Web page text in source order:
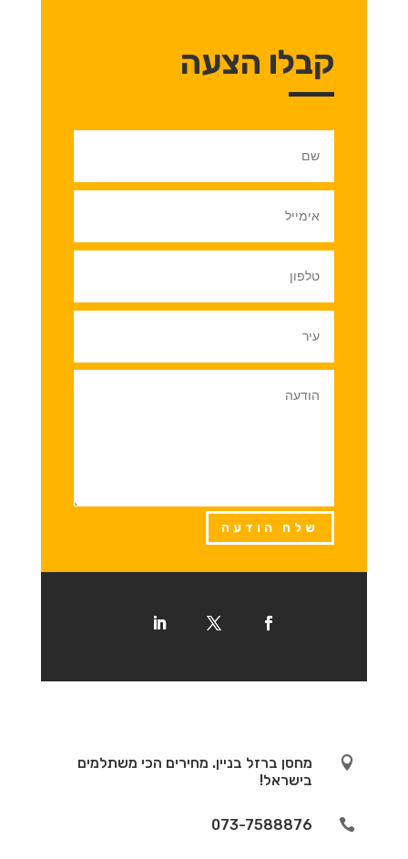
קבלו הצעה
שלח הודעה

מחסן ברזל בניין. מחירים הכי משתלמים
בישראל!

073-7588876